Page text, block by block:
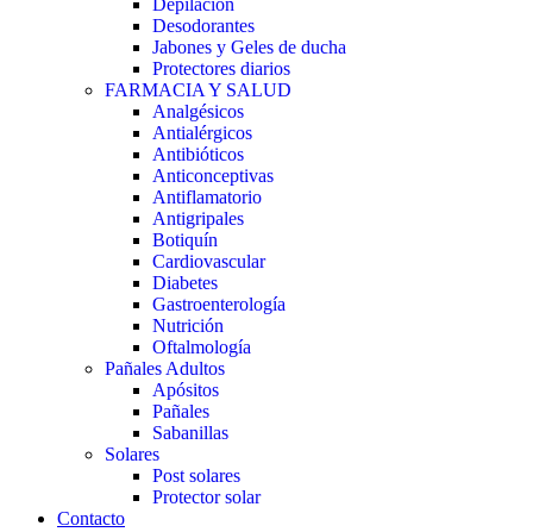
Depilación
Desodorantes
Jabones y Geles de ducha
Protectores diarios
FARMACIA Y SALUD
Analgésicos
Antialérgicos
Antibióticos
Anticonceptivas
Antiflamatorio
Antigripales
Botiquín
Cardiovascular
Diabetes
Gastroenterología
Nutrición
Oftalmología
Pañales Adultos
Apósitos
Pañales
Sabanillas
Solares
Post solares
Protector solar
Contacto